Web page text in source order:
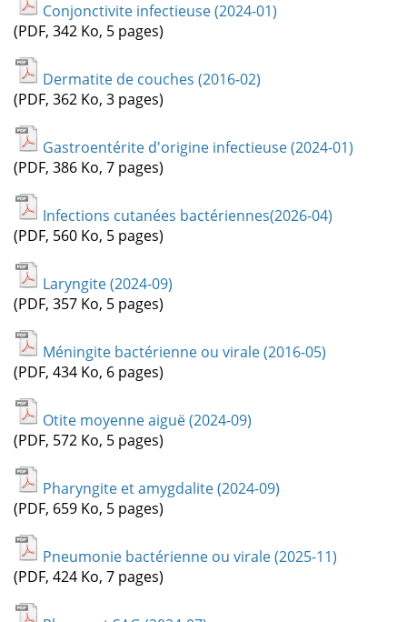
Conjonctivite infectieuse (2024-01)
(PDF, 342 Ko, 5 pages)
Dermatite de couches (2016-02)
(PDF, 362 Ko, 3 pages)
Gastroentérite d'origine infectieuse (2024-01)
(PDF, 386 Ko, 7 pages)
Infections cutanées bactériennes(2026-04)
(PDF, 560 Ko, 5 pages)
Laryngite (2024-09)
(PDF, 357 Ko, 5 pages)
Méningite bactérienne ou virale (2016-05)
(PDF, 434 Ko, 6 pages)
Otite moyenne aiguë (2024-09)
(PDF, 572 Ko, 5 pages)
Pharyngite et amygdalite (2024-09)
(PDF, 659 Ko, 5 pages)
Pneumonie bactérienne ou virale (2025-11)
(PDF, 424 Ko, 7 pages)